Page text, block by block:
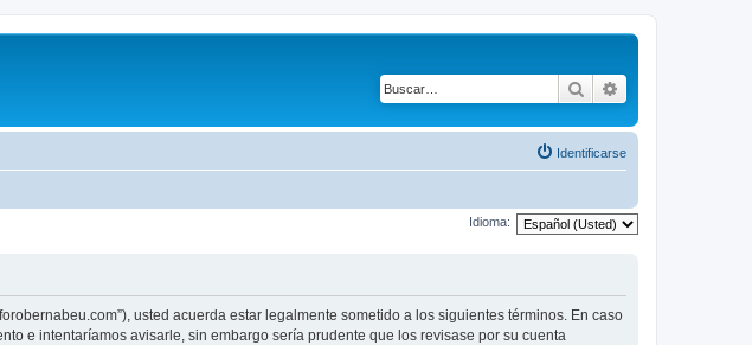
Buscar
Identificarse
Idioma:
usted acuerda estar legalmente sometido a los siguientes términos. En caso
e intentaríamos avisarle, sin embargo sería prudente que los revisase por su cuenta